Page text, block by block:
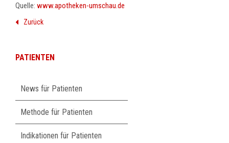
Quelle: www.apotheken-umschau.de
Zurück
PATIENTEN
überspringen
News für Patienten
Methode für Patienten
Indikationen für Patienten